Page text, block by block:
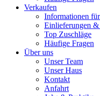
Verkaufen
Informationen
Einlieferungen &
Top Zuschläge
Häufige Fragen
Über uns
Unser Team
Unser Haus
Kontakt
Anfahrt